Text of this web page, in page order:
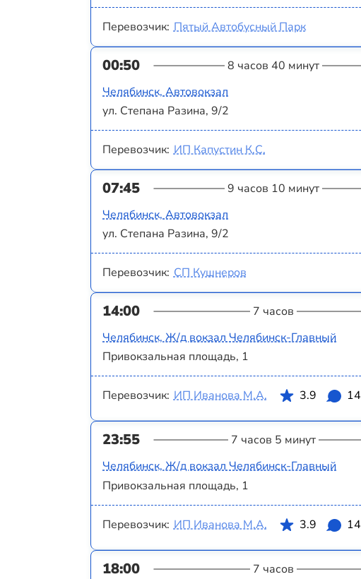
Перевозчик: Пятый Автобусный Парк
00:50 8 часов 40 минут
Челябинск, Автовокзал
ул. Степана Разина, 9/2
Перевозчик: ИП Капустин К.С.
07:45 9 часов 10 минут
Челябинск, Автовокзал
ул. Степана Разина, 9/2
Перевозчик: СП Кушнеров
14:00 7 часов
Челябинск, Ж/д вокзал Челябинск-Главный
Привокзальная площадь, 1
Перевозчик: ИП Иванова М.А. 3.9 14
23:55 7 часов 5 минут
Челябинск, Ж/д вокзал Челябинск-Главный
Привокзальная площадь, 1
Перевозчик: ИП Иванова М.А. 3.9 14
18:00 7 часов